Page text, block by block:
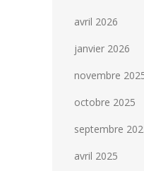
avril 2026
janvier 2026
novembre
octobre 2025
septembre
avril 2025